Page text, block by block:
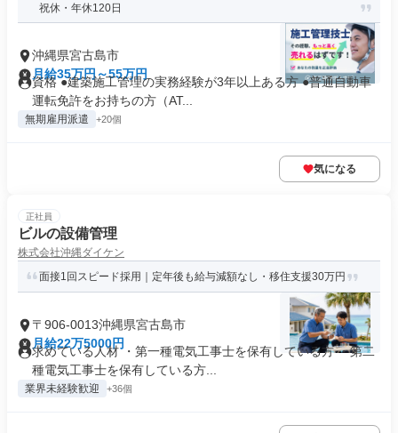
祝休・年休120日
沖縄県宮古島市
月給35万円～55万円
資格 ●建築施工管理の実務経験が3年以上ある方 ●普通自動車
運転免許をお持ちの方（AT...
無期雇用派遣 +20個
気になる
正社員
ビルの設備管理
株式会社沖縄ダイケン
面接1回スピード採用｜定年後も給与減額なし・移住支援30万円
〒906-0013沖縄県宮古島市
月給22万5000円
求めている人材 ・第一種電気工事士を保有している方 ・第二
種電気工事士を保有している方...
業界未経験歓迎 +36個